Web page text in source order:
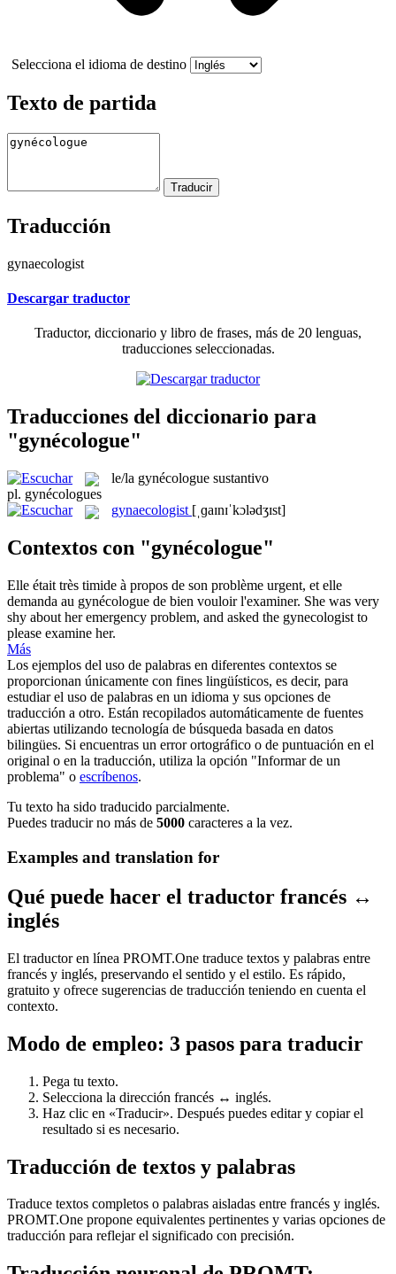
Selecciona el idioma de destino
Texto de partida
Traducción
gynaecologist
Descargar traductor
Traductor, diccionario y libro de frases, más de 20 lenguas,
traducciones seleccionadas.
Traducciones del diccionario para
"gynécologue"
le/la gynécologue sustantivo
pl. gynécologues
gynaecologist [ˌɡaɪnɪˈkɔlədʒɪst]
Contextos con "gynécologue"
Elle était très timide à propos de son problème urgent, et elle
demanda au gynécologue de bien vouloir l'examiner. She was very
shy about her emergency problem, and asked the gynecologist to
please examine her.
Más
Los ejemplos del uso de palabras en diferentes contextos se
proporcionan únicamente con fines lingüísticos, es decir, para
estudiar el uso de palabras en un idioma y sus opciones de
traducción a otro. Están recopilados automáticamente de fuentes
abiertas utilizando tecnología de búsqueda basada en datos
bilingües. Si encuentras un error ortográfico o de puntuación en el
original o en la traducción, utiliza la opción "Informar de un
problema" o escríbenos.
Tu texto ha sido traducido parcialmente.
Puedes traducir no más de 5000 caracteres a la vez.
Examples and translation for
Qué puede hacer el traductor francés ↔
inglés
El traductor en línea PROMT.One traduce textos y palabras entre
francés y inglés, preservando el sentido y el estilo. Es rápido,
gratuito y ofrece sugerencias de traducción teniendo en cuenta el
contexto.
Modo de empleo: 3 pasos para traducir
Pega tu texto.
Selecciona la dirección francés ↔ inglés.
Haz clic en «Traducir». Después puedes editar y copiar el
resultado si es necesario.
Traducción de textos y palabras
Traduce textos completos o palabras aisladas entre francés y inglés.
PROMT.One propone equivalentes pertinentes y varias opciones de
traducción para reflejar el significado con precisión.